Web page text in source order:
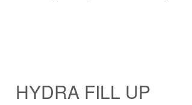
HYDRA FILL UP